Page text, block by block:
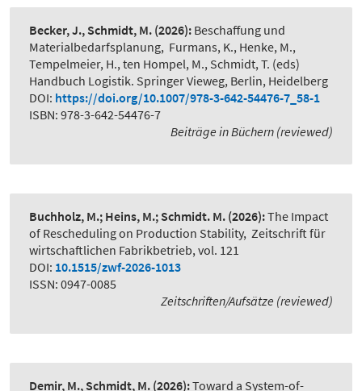
Becker, J., Schmidt, M. (2026): Beschaffung und
Materialbedarfsplanung, Furmans, K., Henke, M.,
Tempelmeier, H., ten Hompel, M., Schmidt, T. (eds)
Handbuch Logistik. Springer Vieweg, Berlin, Heidelberg
DOI: https://doi.org/10.1007/978-3-642-54476-7_58-1
ISBN: 978-3-642-54476-7
Beiträge in Büchern (reviewed)
Buchholz, M.; Heins, M.; Schmidt. M. (2026):The Impact
of Rescheduling on Production Stability, Zeitschrift für
wirtschaftlichen Fabrikbetrieb, vol. 121
DOI: 10.1515/zwf-2026-1013
ISSN: 0947-0085
Zeitschriften/Aufsätze (reviewed)
Demir, M., Schmidt, M. (2026):Toward a System-of-